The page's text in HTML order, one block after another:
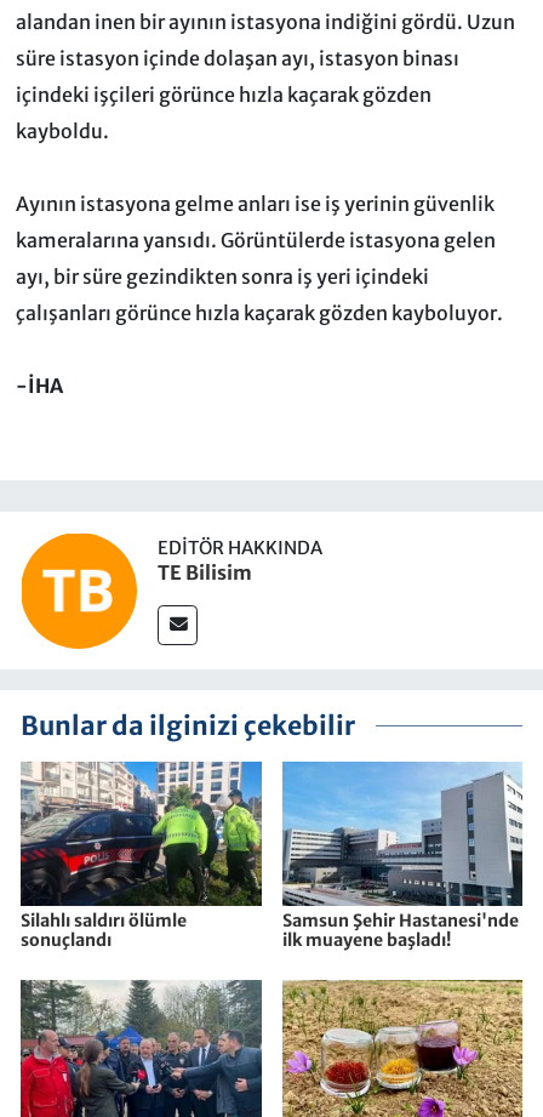
alandan inen bir ayının istasyona indiğini gördü. Uzun
süre istasyon içinde dolaşan ayı, istasyon binası
içindeki işçileri görünce hızla kaçarak gözden
kayboldu.
Ayının istasyona gelme anları ise iş yerinin güvenlik
kameralarına yansıdı. Görüntülerde istasyona gelen
ayı, bir süre gezindikten sonra iş yeri içindeki
çalışanları görünce hızla kaçarak gözden kayboluyor.
-İHA
EDITÖR HAKKINDA
TE Bilisim
Bunlar da ilginizi çekebilir
Silahlı saldırı ölümle
sonuçlandı
Samsun Şehir Hastanesi'nde
ilk muayene başladı!